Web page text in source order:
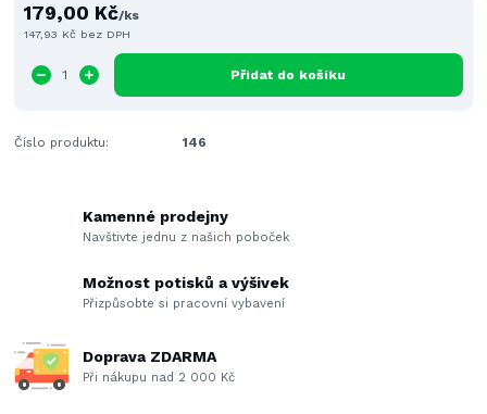
179,00 Kč/ks
147,93 Kč bez DPH
Přidat do košíku
Číslo produktu: 146
Kamenné prodejny
Navštivte jednu z našich poboček
Možnost potisků a výšivek
Přizpůsobte si pracovní vybavení
Doprava ZDARMA
Při nákupu nad 2 000 Kč